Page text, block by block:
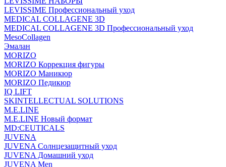
LEVISSIME Профессиональный уход
MEDICAL COLLAGENE 3D
MEDICAL COLLAGENE 3D Профессиональный уход
MesoCollagen
Эмалан
MORIZO
MORIZO Коррекция фигуры
MORIZO Маникюр
MORIZO Педикюр
IQ LIFT
SKINTELLECTUAL SOLUTIONS
M.E.LINE
M.E.LINE Новый формат
MD:CEUTICALS
JUVENA
JUVENA Солнцезащитный уход
JUVENA Домашний уход
JUVENA Men